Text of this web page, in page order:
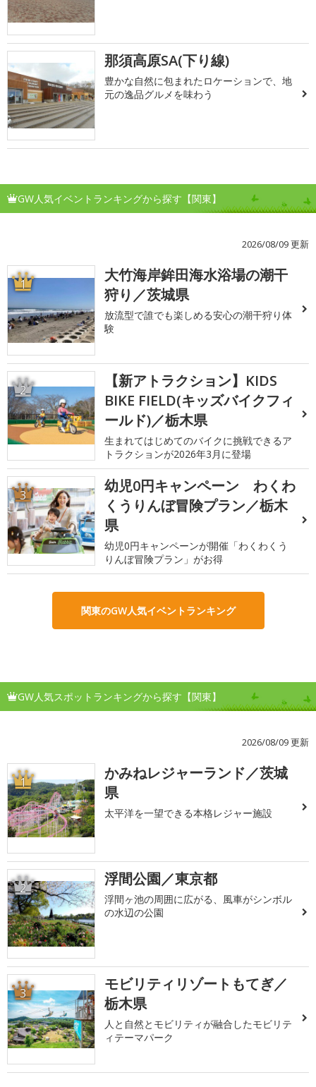
那須高原SA(下り線)
豊かな自然に包まれたロケーションで、地
元の逸品グルメを味わう
GW人気イベントランキングから探す【関東】
2026/08/09 更新
1
大竹海岸鉾田海水浴場の潮干
狩り／茨城県
放流型で誰でも楽しめる安心の潮干狩り体
験
2
【新アトラクション】KIDS
BIKE FIELD(キッズバイクフィ
ールド)／栃木県
生まれてはじめてのバイクに挑戦できるア
トラクションが2026年3月に登場
3
幼児0円キャンペーン わくわ
くうりんぼ冒険プラン／栃木
県
幼児0円キャンペーンが開催「わくわくう
りんぼ冒険プラン」がお得
関東のGW人気イベントランキング
GW人気スポットランキングから探す【関東】
2026/08/09 更新
1
かみねレジャーランド／茨城
県
太平洋を一望できる本格レジャー施設
2 浮間公園／東京都
浮間ヶ池の周囲に広がる、風車がシンボル
の水辺の公園
3
モビリティリゾートもてぎ／
栃木県
人と自然とモビリティが融合したモビリテ
ィテーマパーク